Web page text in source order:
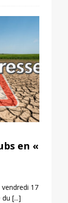
en «
17
du [...]